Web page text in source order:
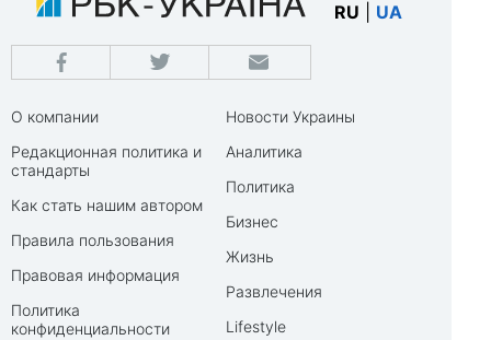
RU UA
О компании
Редакционная политика и
стандарты
Как стать нашим автором
Правила пользования
Правовая информация
Политика
конфиденциальности
Новости Украины
Аналитика
Политика
Бизнес
Жизнь
Развлечения
Lifestyle